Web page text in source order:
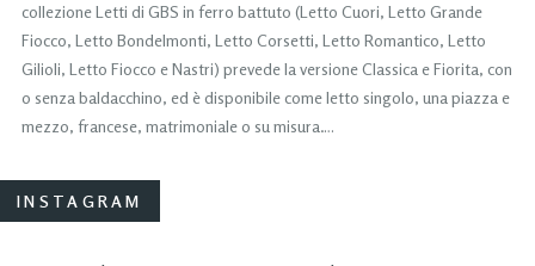
collezione Letti di GBS in ferro battuto (Letto Cuori, Letto Grande
Fiocco, Letto Bondelmonti, Letto Corsetti, Letto Romantico, Letto
Gilioli, Letto Fiocco e Nastri) prevede la versione Classica e Fiorita, con
o senza baldacchino, ed è disponibile come letto singolo, una piazza e
mezzo, francese, matrimoniale o su misura….
INSTAGRAM